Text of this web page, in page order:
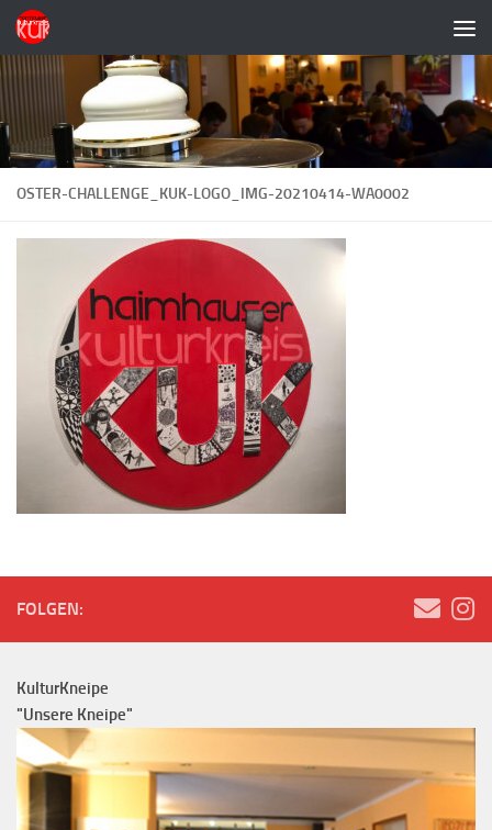
Zum Inhalt springen
OSTER-CHALLENGE_KUK-LOGO_IMG-20210414-WA0002
FOLGEN:
KulturKneipe
"Unsere Kneipe"